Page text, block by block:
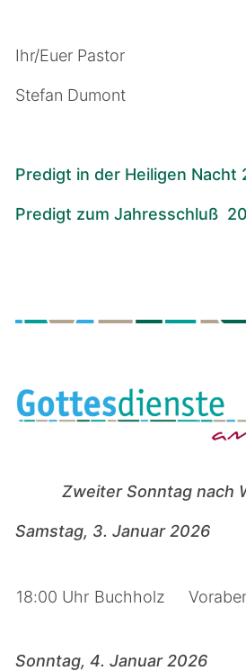
Ihr/Euer Pastor
Stefan Dumont
Predigt in der Heiligen Nacht
Predigt zum Jahresschluß
Zweiter Sonntag nach
Samstag, 3. Januar 2026
18:00 Uhr Buchholz
Sonntag, 4. Januar 2026